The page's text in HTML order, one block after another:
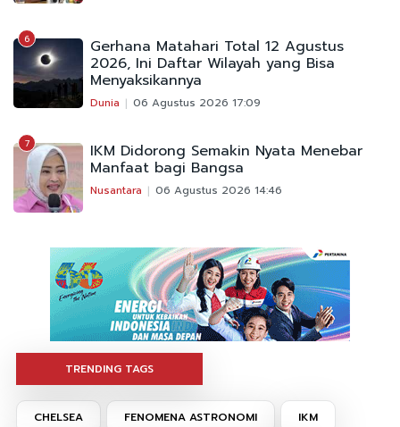
6 Gerhana Matahari Total 12 Agustus
2026, Ini Daftar Wilayah yang Bisa
Menyaksikannya
Dunia 06 Agustus 2026 17:09
7 IKM Didorong Semakin Nyata Menebar
Manfaat bagi Bangsa
Nusantara 06 Agustus 2026 14:46
TRENDING TAGS
CHELSEA FENOMENA ASTRONOMI IKM